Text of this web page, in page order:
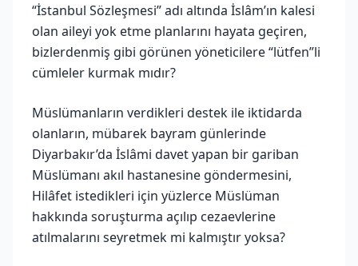
“İstanbul Sözleşmesi” adı altında İslâm’ın kalesi
olan aileyi yok etme planlarını hayata geçiren,
bizlerdenmiş gibi görünen yöneticilere “lütfen”li
cümleler kurmak mıdır?
Müslümanların verdikleri destek ile iktidarda
olanların, mübarek bayram günlerinde
Diyarbakır’da İslâmi davet yapan bir gariban
Müslümanı akıl hastanesine göndermesini,
Hilâfet istedikleri için yüzlerce Müslüman
hakkında soruşturma açılıp cezaevlerine
atılmalarını seyretmek mi kalmıştır yoksa?